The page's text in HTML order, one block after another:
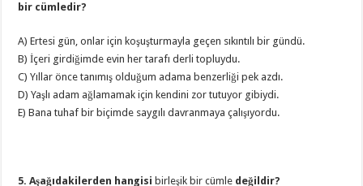
bir cümledir?
A) Ertesi gün, onlar için koşuşturmayla geçen sıkıntılı bir gündü.
B) İçeri girdiğimde evin her tarafı derli topluydu.
C) Yıllar önce tanımış olduğum adama benzerliği pek azdı.
D) Yaşlı adam ağlamamak için kendini zor tutuyor gibiydi.
E) Bana tuhaf bir biçimde saygılı davranmaya çalışıyordu.
5. Aşağıdakilerden hangisi birleşik bir cümle değildir?